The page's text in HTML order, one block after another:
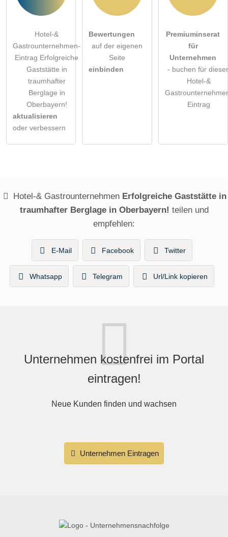
Hotel-&
Gastrounternehmen-
Eintrag Erfolgreiche
Gaststätte in
traumhafter
Berglage in
Oberbayern!
aktualisieren
oder verbessern
Bewertungen
auf der eigenen
Seite
einbinden
Premiuminserat
für
Unternehmen
- buchen für
Hotel-&
Eintrag
Hotel-& Gastrounternehmen Erfolgreiche Gaststätte in
traumhafter Berglage in Oberbayern! teilen und
empfehlen:
E-Mail Facebook Twitter
Whatsapp Telegram Url/Link kopieren
Unternehmen kostenfrei im Portal
eintragen!
Neue Kunden finden und wachsen
Unternehmen Eintragen